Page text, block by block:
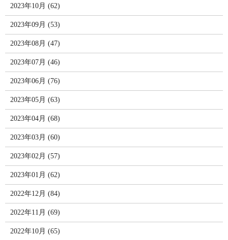
2023年10月 (62)
2023年09月 (53)
2023年08月 (47)
2023年07月 (46)
2023年06月 (76)
2023年05月 (63)
2023年04月 (68)
2023年03月 (60)
2023年02月 (57)
2023年01月 (62)
2022年12月 (84)
2022年11月 (69)
2022年10月 (65)